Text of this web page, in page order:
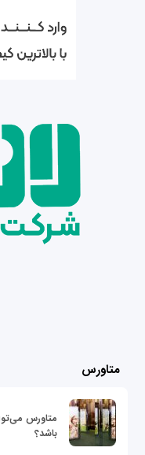
متاورس
متاورس
باشد؟